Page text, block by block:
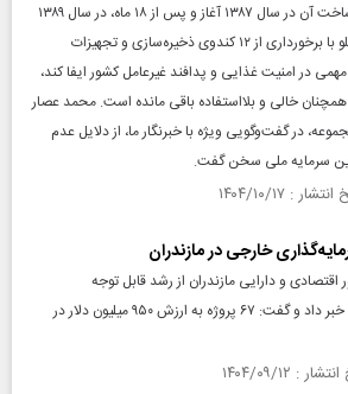
ذخیره‌سازی غلات است که ساخت آن در سال ۱۳۸۷ آغاز و پس از ۱۸ ماه، در سال ۱۳۸۹
به بهره‌برداری رسید. این سیلو با برخورداری از ۱۲ کندوی ذخیره‌سازی و تجهیزات
در امنیت غذایی و پدافند غیرعامل کشور ایفا کند،
گذشت ۱۳ سال، همچنان خالی و بلااستفاده باقی مانده است. محمد عصار
در گفت‌وگویی ویژه با خبرنگار ما، از دلایل عدم
سرمایه ملی سخن گفت.
اقتصادی و دارایی مازندران از رشد قابل توجه
سرمایه‌گذاری خارجی استان خبر داد و گفت: ۶۷ پروژه به ارزش ۹۵۰ میلیون دلار در